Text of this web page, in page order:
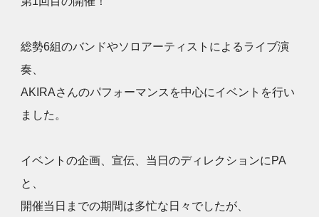
総勢6組のバンドやソロアーティストによるライブ演
奏、
AKIRAさんのパフォーマンスを中心にイベントを行い
ました。
イベントの企画、宣伝、当日のディレクションにPA
と、
開催当日までの期間は多忙な日々でしたが、